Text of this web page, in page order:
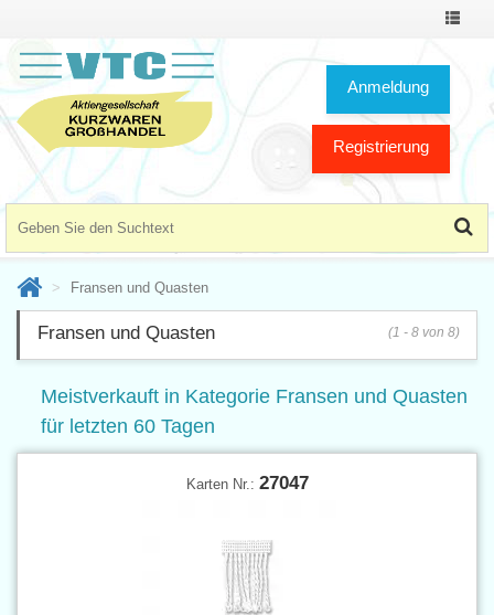
Toggle
Anmeldung
Registrierung
Fransen und Quasten
Fransen und Quasten (1 - 8 von 8)
Meistverkauft in Kategorie Fransen und Quasten
für letzten 60 Tagen
Karten Nr.: 27047